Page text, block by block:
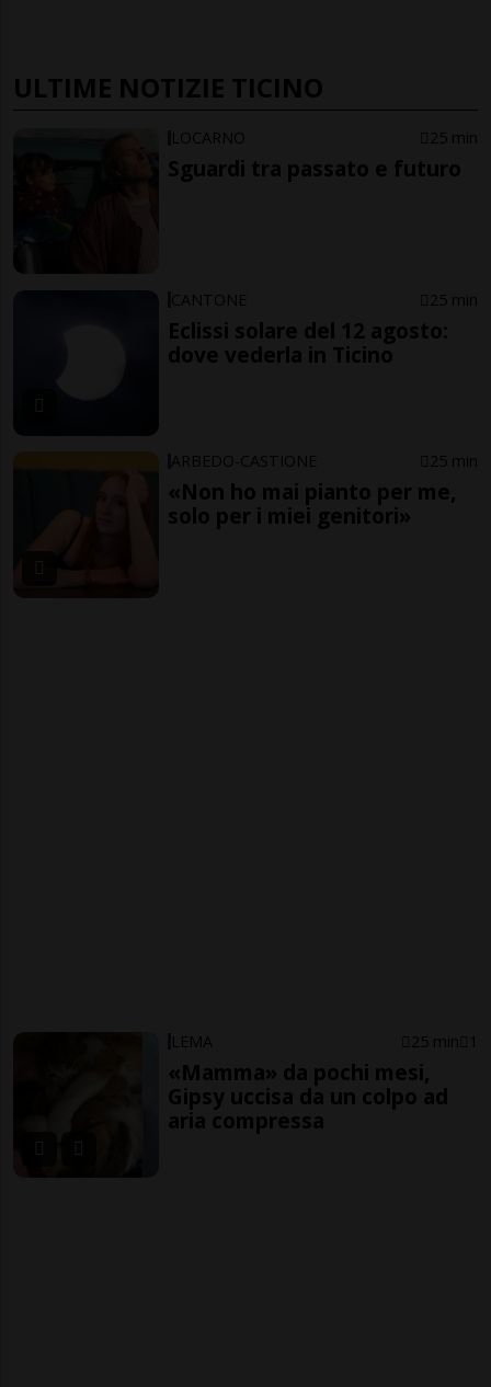
ULTIME NOTIZIE TICINO
LOCARNO 25 min
Sguardi tra passato e futuro
CANTONE 25 min
Eclissi solare del 12 agosto:
dove vederla in Ticino
ARBEDO-CASTIONE 25 min
«Non ho mai pianto per me,
solo per i miei genitori»
LEMA 25 min 1
«Mamma» da pochi mesi,
Gipsy uccisa da un colpo ad
aria compressa